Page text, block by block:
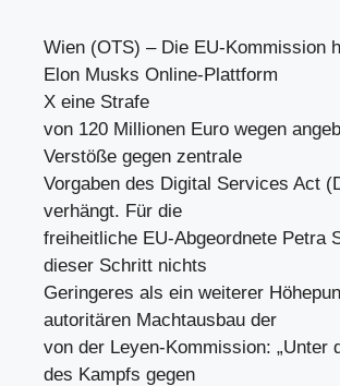
Wien (OTS) – Die EU-Kommission
Elon Musks Online-Plattform
X eine Strafe
von 120 Millionen Euro wegen
Verstöße gegen zentrale
Vorgaben des Digital Services Act
verhängt. Für die
freiheitliche EU-Abgeordnete Petra
dieser Schritt nichts
Geringeres als ein weiterer
autoritären Machtausbau der
von der Leyen-Kommission: „Unter
des Kampfs gegen